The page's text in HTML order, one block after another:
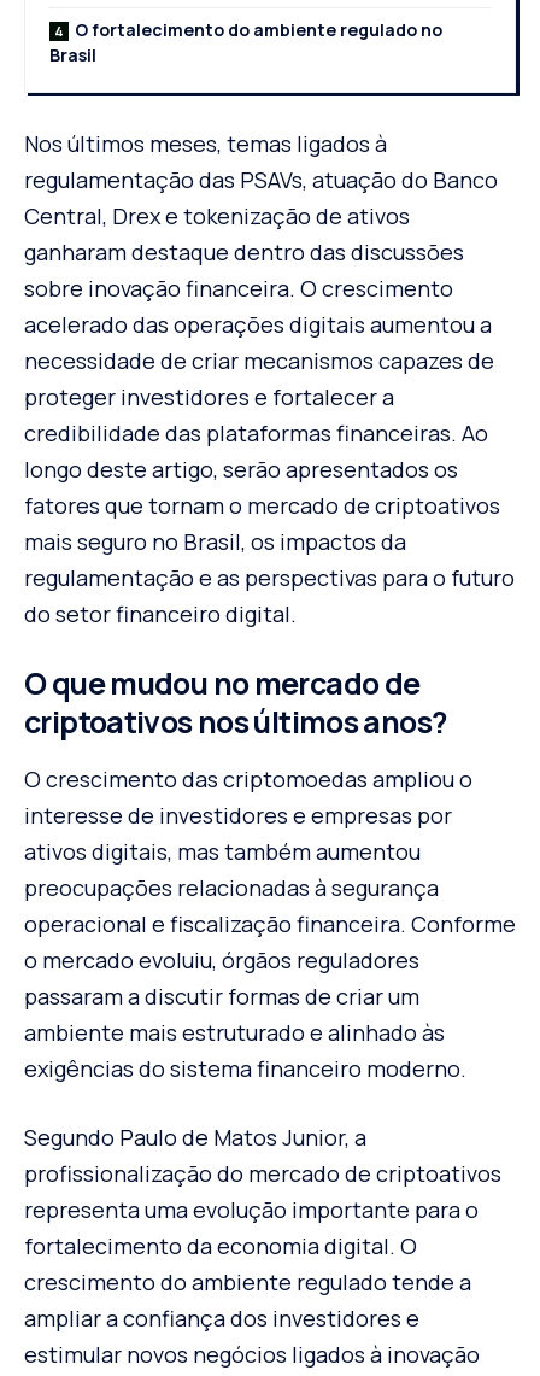
O fortalecimento do ambiente regulado no
Brasil
Nos últimos meses, temas ligados à
regulamentação das PSAVs, atuação do Banco
Central, Drex e tokenização de ativos
ganharam destaque dentro das discussões
sobre inovação financeira. O crescimento
acelerado das operações digitais aumentou a
necessidade de criar mecanismos capazes de
proteger investidores e fortalecer a
credibilidade das plataformas financeiras. Ao
longo deste artigo, serão apresentados os
fatores que tornam o mercado de criptoativos
mais seguro no Brasil, os impactos da
regulamentação e as perspectivas para o futuro
do setor financeiro digital.
O que mudou no mercado de
criptoativos nos últimos anos?
O crescimento das criptomoedas ampliou o
interesse de investidores e empresas por
ativos digitais, mas também aumentou
preocupações relacionadas à segurança
operacional e fiscalização financeira. Conforme
o mercado evoluiu, órgãos reguladores
passaram a discutir formas de criar um
ambiente mais estruturado e alinhado às
exigências do sistema financeiro moderno.
Segundo Paulo de Matos Junior, a
profissionalização do mercado de criptoativos
representa uma evolução importante para o
fortalecimento da economia digital. O
crescimento do ambiente regulado tende a
ampliar a confiança dos investidores e
estimular novos negócios ligados à inovação